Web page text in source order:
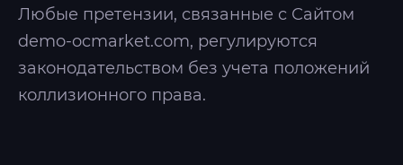
Любые претензии, связанные с Сайтом
demo-ocmarket.com, регулируются
законодательством без учета положений
коллизионного права.